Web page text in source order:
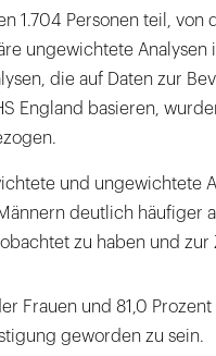
1.704 Personen teil, von
ungewichtete Analysen
die auf Daten zur
England basieren,
und ungewichtete
deutlich häufiger
zu haben und
Frauen und 81,0
geworden zu sein.